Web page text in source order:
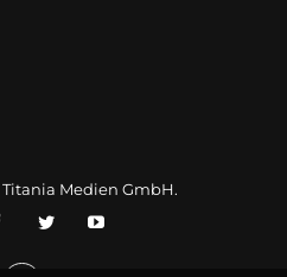
Titania Medien GmbH.